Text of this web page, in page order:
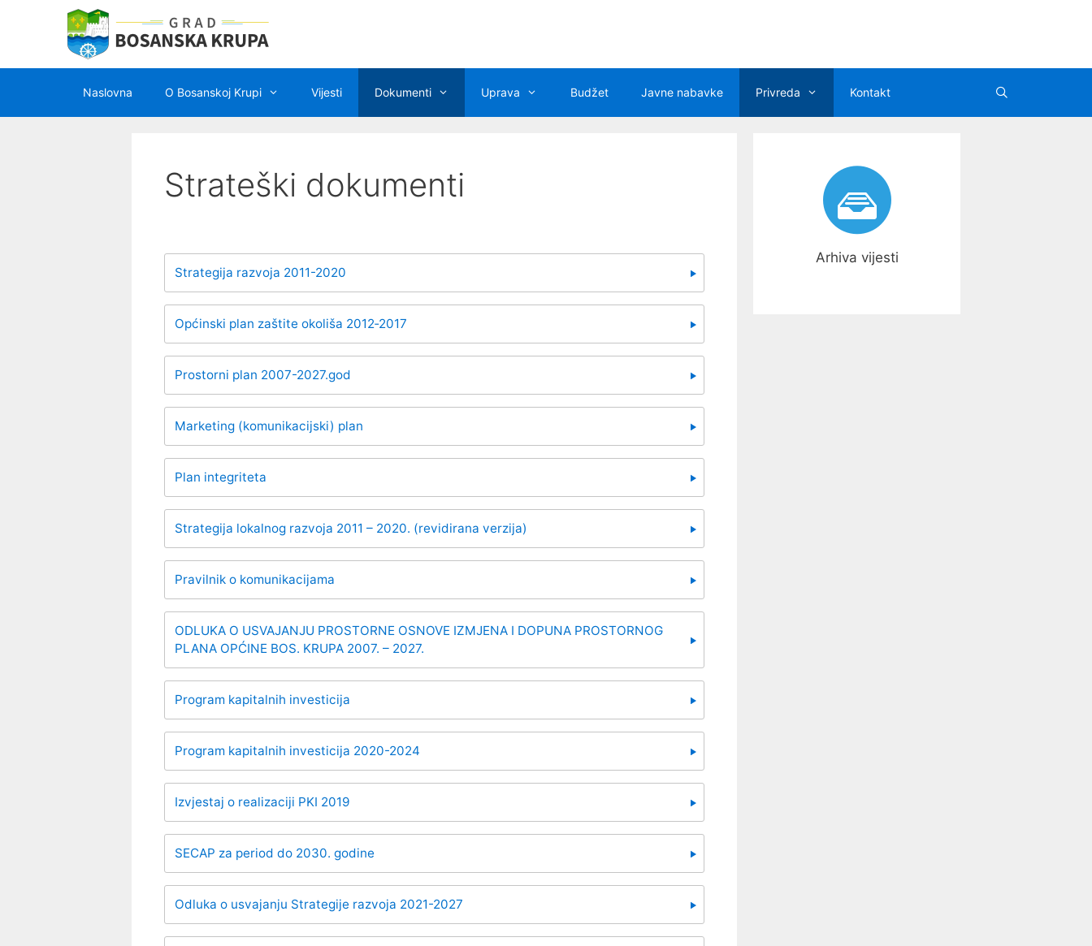
Naslovna O Bosanskoj Krupi Vijesti Dokumenti Uprava Budžet Javne nabavke Privreda Kontakt
Strateški dokumenti
Strategija razvoja 2011-2020
Općinski plan zaštite okoliša 2012‐2017
Prostorni plan 2007-2027.god
Marketing (komunikacijski) plan
Plan integriteta
Strategija lokalnog razvoja 2011 – 2020. (revidirana verzija)
Pravilnik o komunikacijama
ODLUKA O USVAJANJU PROSTORNE OSNOVE IZMJENA I DOPUNA PROSTORNOG
PLANA OPĆINE BOS. KRUPA 2007. – 2027.
Program kapitalnih investicija
Program kapitalnih investicija 2020-2024
Izvjestaj o realizaciji PKI 2019
SECAP za period do 2030. godine
Odluka o usvajanju Strategije razvoja 2021-2027
Arhiva vijesti